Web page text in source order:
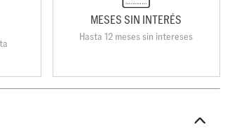
MESES SIN INTERÉS
Hasta 12 meses sin intereses